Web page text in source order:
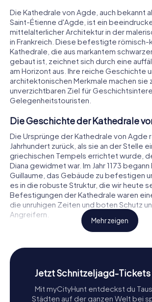
Die Kathedrale von Agde, auch bekannt
Saint-Étienne d'Agde, ist ein
mittelalterlicher Architektur in der
in Frankreich. Diese befestigte römisch-
Kathedrale, die aus markantem
gebaut ist, zeichnet sich durch eine
am Horizont aus. Ihre reiche Geschichte
architektonischen Merkmale machen sie
unverzichtbaren Ziel für
Gelegenheitstouristen.
Die Geschichte der Kathedrale
Die Ursprünge der Kathedrale von Agde
Jahrhundert zurück, als sie an der Stelle
griechischen Tempels errichtet wurde,
Diana gewidmet war. Im Jahr 1173
Guillaume, das Gebäude zu befestigen
es in die robuste Struktur, die wir heute
Befestigungen der Kathedrale waren
die unruhigen Zeiten und boten Schutz
Angreifern.
Die Kathedrale diente vom 5. Jahrhundert
Agde. Ihre historische Bedeutung wird
schwarzem Vulkangestein aus dem
Saint-Loup unterstrichen, was der
Mehr zeigen
Jetzt Schnitzeljagd-Tickets
Mit myCityHunt entdeckst du
Städten auf der ganzen Welt bei